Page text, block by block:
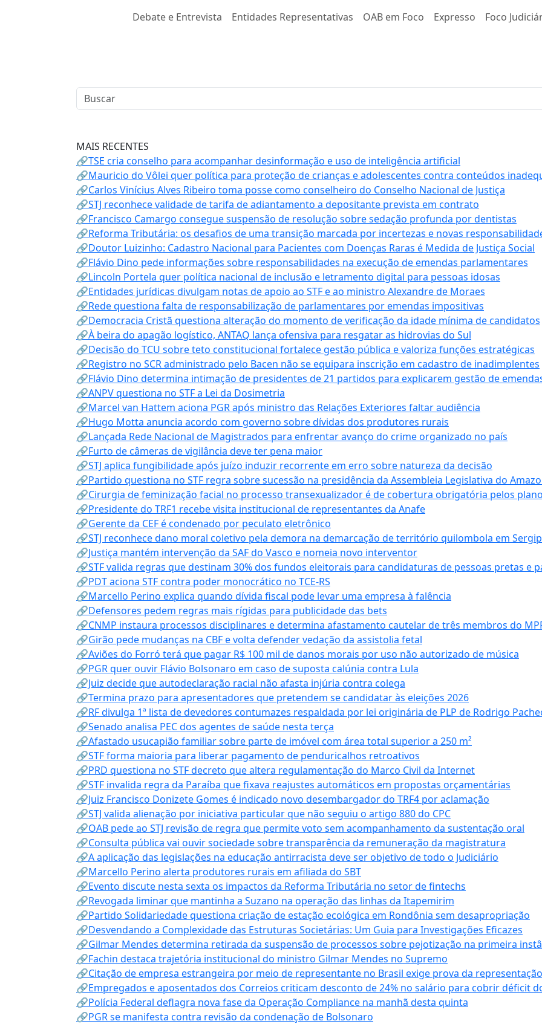
Debate e Entrevista Entidades Representativas OAB em Foco Expresso Foco
MAIS RECENTES
🔗TSE cria conselho para acompanhar desinformação e uso de inteligência artificial
🔗Mauricio do Vôlei quer política para proteção de crianças e adolescentes contra conteúdos
🔗Carlos Vinícius Alves Ribeiro toma posse como conselheiro do Conselho Nacional de Justiça
🔗STJ reconhece validade de tarifa de adiantamento a depositante prevista em contrato
🔗Francisco Camargo consegue suspensão de resolução sobre sedação profunda por dentistas
🔗Reforma Tributária: os desafios de uma transição marcada por incertezas e novas
🔗Doutor Luizinho: Cadastro Nacional para Pacientes com Doenças Raras é Medida de Justiça Social
🔗Flávio Dino pede informações sobre responsabilidades na execução de emendas parlamentares
🔗Lincoln Portela quer política nacional de inclusão e letramento digital para pessoas idosas
🔗Entidades jurídicas divulgam notas de apoio ao STF e ao ministro Alexandre de Moraes
🔗Rede questiona falta de responsabilização de parlamentares por emendas impositivas
🔗Democracia Cristã questiona alteração do momento de verificação da idade mínima de candidatos
🔗À beira do apagão logístico, ANTAQ lança ofensiva para resgatar as hidrovias do Sul
🔗Decisão do TCU sobre teto constitucional fortalece gestão pública e valoriza funções estratégicas
🔗Registro no SCR administrado pelo Bacen não se equipara inscrição em cadastro de inadimplentes
🔗Flávio Dino determina intimação de presidentes de 21 partidos para explicarem gestão de
🔗ANPV questiona no STF a Lei da Dosimetria
🔗Marcel van Hattem aciona PGR após ministro das Relações Exteriores faltar audiência
🔗Hugo Motta anuncia acordo com governo sobre dívidas dos produtores rurais
🔗Lançada Rede Nacional de Magistrados para enfrentar avanço do crime organizado no país
🔗Furto de câmeras de vigilância deve ter pena maior
🔗STJ aplica fungibilidade após juízo induzir recorrente em erro sobre natureza da decisão
🔗Partido questiona no STF regra sobre sucessão na presidência da Assembleia Legislativa do
🔗Cirurgia de feminização facial no processo transexualizador é de cobertura obrigatória pelos
🔗Presidente do TRF1 recebe visita institucional de representantes da Anafe
🔗Gerente da CEF é condenado por peculato eletrônico
🔗STJ reconhece dano moral coletivo pela demora na demarcação de território quilombola em
🔗Justiça mantém intervenção da SAF do Vasco e nomeia novo interventor
🔗STF valida regras que destinam 30% dos fundos eleitorais para candidaturas de pessoas pretas e
🔗PDT aciona STF contra poder monocrático no TCE-RS
🔗Marcello Perino explica quando dívida fiscal pode levar uma empresa à falência
🔗Defensores pedem regras mais rígidas para publicidade das bets
🔗CNMP instaura processos disciplinares e determina afastamento cautelar de três membros do
🔗Girão pede mudanças na CBF e volta defender vedação da assistolia fetal
🔗Aviões do Forró terá que pagar R$ 100 mil de danos morais por uso não autorizado de música
🔗PGR quer ouvir Flávio Bolsonaro em caso de suposta calúnia contra Lula
🔗Juiz decide que autodeclaração racial não afasta injúria contra colega
🔗Termina prazo para apresentadores que pretendem se candidatar às eleições 2026
🔗RF divulga 1ª lista de devedores contumazes respaldada por lei originária de PLP de Rodrigo
🔗Senado analisa PEC dos agentes de saúde nesta terça
🔗Afastado usucapião familiar sobre parte de imóvel com área total superior a 250 m²
🔗STF forma maioria para liberar pagamento de penduricalhos retroativos
🔗PRD questiona no STF decreto que altera regulamentação do Marco Civil da Internet
🔗STF invalida regra da Paraíba que fixava reajustes automáticos em propostas orçamentárias
🔗Juiz Francisco Donizete Gomes é indicado novo desembargador do TRF4 por aclamação
🔗STJ valida alienação por iniciativa particular que não seguiu o artigo 880 do CPC
🔗OAB pede ao STJ revisão de regra que permite voto sem acompanhamento da sustentação oral
🔗Consulta pública vai ouvir sociedade sobre transparência da remuneração da magistratura
🔗A aplicação das legislações na educação antirracista deve ser objetivo de todo o Judiciário
🔗Marcello Perino alerta produtores rurais em afiliada do SBT
🔗Evento discute nesta sexta os impactos da Reforma Tributária no setor de fintechs
🔗Revogada liminar que mantinha a Suzano na operação das linhas da Itapemirim
🔗Partido Solidariedade questiona criação de estação ecológica em Rondônia sem desapropriação
🔗Desvendando a Complexidade das Estruturas Societárias: Um Guia para Investigações Eficazes
🔗Gilmar Mendes determina retirada da suspensão de processos sobre pejotização na primeira
🔗Fachin destaca trajetória institucional do ministro Gilmar Mendes no Supremo
🔗Citação de empresa estrangeira por meio de representante no Brasil exige prova da representação
🔗Empregados e aposentados dos Correios criticam desconto de 24% no salário para cobrir déficit
🔗Polícia Federal deflagra nova fase da Operação Compliance na manhã desta quinta
🔗PGR se manifesta contra revisão da condenação de Bolsonaro